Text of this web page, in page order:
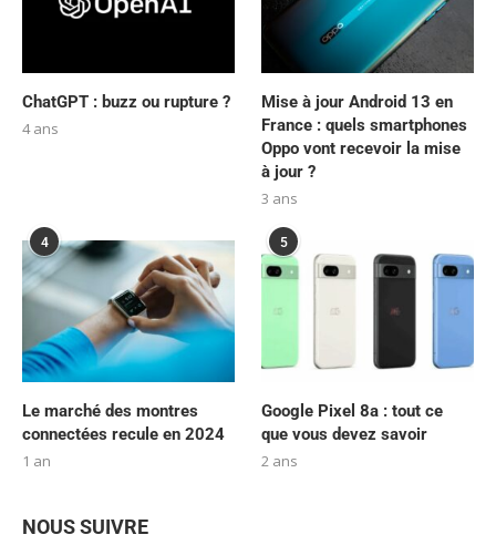
ChatGPT : buzz ou rupture ?
4 ans
Mise à jour Android 13 en
France : quels smartphones
Oppo vont recevoir la mise
à jour ?
3 ans
4
Le marché des montres
connectées recule en 2024
1 an
5
Google Pixel 8a : tout ce
que vous devez savoir
2 ans
NOUS SUIVRE